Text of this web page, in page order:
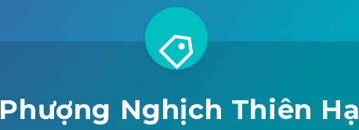
Phượng Nghịch Thiên Hạ